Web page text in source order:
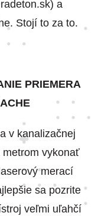
a
Stojí to za to.
PRIEMERA
v kanalizačnej
vykonať
merací
sa pozrite
veľmi uľahčí